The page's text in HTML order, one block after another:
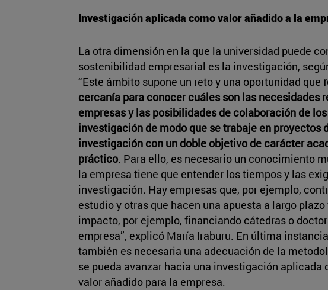
Investigación aplicada como valor añadido a la
La otra dimensión en la que la universidad puede
sostenibilidad empresarial es la investigación,
“Este ámbito supone un reto y una oportunidad que
cercanía para conocer cuáles son las necesidades
empresas y las posibilidades de colaboración de
investigación de modo que se trabaje en proyectos
investigación con un doble objetivo de carácter
práctico. Para ello, es necesario un conocimiento
la empresa tiene que entender los tiempos y las
investigación. Hay empresas que, por ejemplo,
estudio y otras que hacen una apuesta a largo
impacto, por ejemplo, financiando cátedras o
empresa”, explicó María Iraburu. En última
también es necesaria una adecuación de la
se pueda avanzar hacia una investigación aplicada
valor añadido para la empresa.